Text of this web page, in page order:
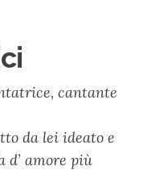
cantante
da lei ideato e
d’ amore più